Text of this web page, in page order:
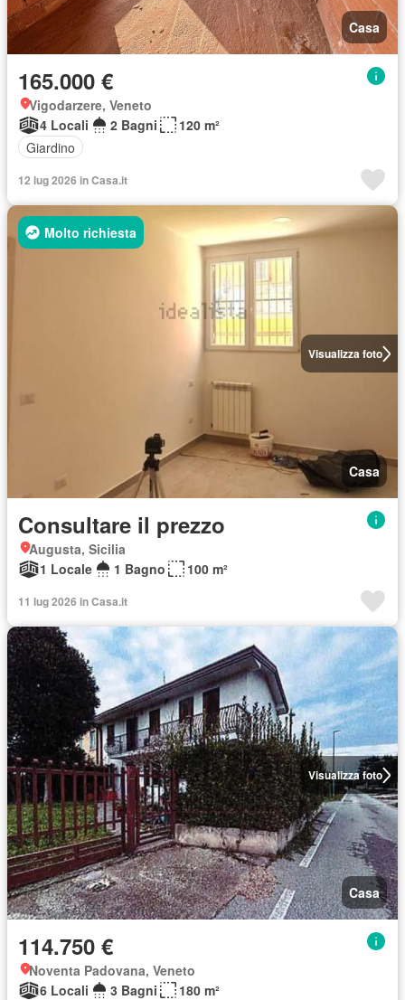
Casa
165.000 €
Vigodarzere, Veneto
4 Locali
2 Bagni
120 m²
Giardino
12 lug 2026 in Casa.it
Visualizza foto
Molto richiesta
Casa
Consultare il prezzo
Augusta, Sicilia
1 Locale
1 Bagno 100 m²
11 lug 2026 in Casa.it
Visualizza foto
Casa
114.750 €
Noventa Padovana, Veneto
6 Locali
3 Bagni 180 m²